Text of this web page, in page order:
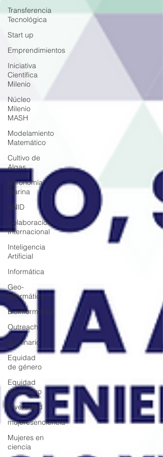
Transferencia
Tecnológica
Start up
Emprendimientos
Iniciativa
Científica
Milenio
Núcleo
Milenio
MASH
Modelamiento
Matemático
Cultivo de
Algas
agronomía
marina
ANID
Colaboración
Internacional
Inteligencia
Artificial
Informática
Geo-
Informática
Bioinformática
Outreach
Seminario
Equidad
de género
Equidad
de genero
Diversidad
mujeresenciencia
Mujeres en
ciencia